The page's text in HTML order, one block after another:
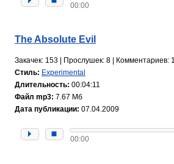
00:00
The Absolute Evil
Закачек: 153 | Прослушек: 8 | Комментариев: 1
Стиль: Experimental
Длительность: 00:04:11
Файл mp3: 7.67 Мб
Дата публикации: 07.04.2009
00:00